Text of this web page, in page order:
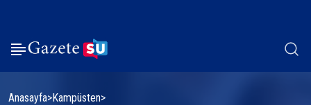
Anasayfa Kampüsten